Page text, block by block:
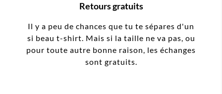
Retours gratuits
Il y a peu de chances que tu te sépares d'un
si beau t-shirt. Mais si la taille ne va pas, ou
pour toute autre bonne raison, les échanges
sont gratuits.